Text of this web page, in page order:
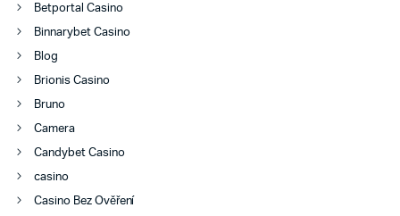
Betportal Casino
Binnarybet Casino
Blog
Brionis Casino
Bruno
Camera
Candybet Casino
casino
Casino Bez Ověření